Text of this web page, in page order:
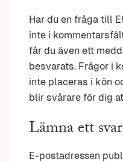
Har du en fråga till
inte i
får du även ett
besvarats. Frågor i
inte placeras i kön
blir svårare för dig
Lämna ett svar
E-postadressen